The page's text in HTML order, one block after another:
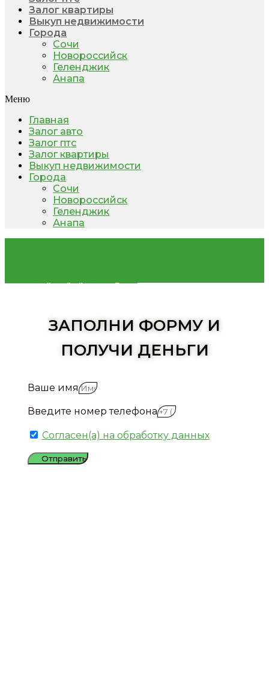
Залог квартиры
Выкуп недвижимости
Города
Сочи
Новороссийск
Геленджик
Анапа
Меню
Главная
Залог авто
Залог птс
Залог квартиры
Выкуп недвижимости
Города
Сочи
Новороссийск
Геленджик
Анапа
ЗАПОЛНИ ФОРМУ И
ПОЛУЧИ ДЕНЬГИ
Ваше имя
Введите номер телефона
Согласен(а) на обработку данных
Отправить